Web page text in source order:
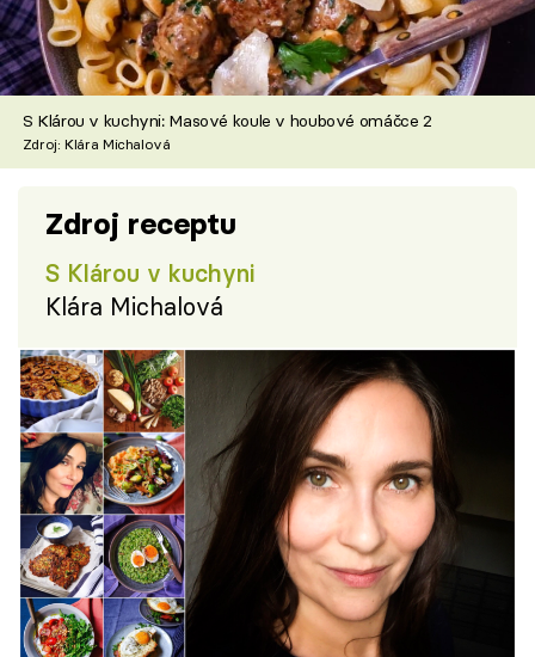
S Klárou v kuchyni: Masové koule v houbové omáčce 2
Zdroj: Klára Michalová
Zdroj receptu
S Klárou v kuchyni
Klára Michalová